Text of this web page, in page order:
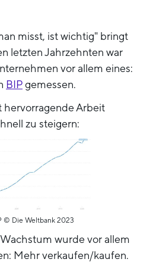
misst, ist wichtig" bringt
letzten Jahrzehnten war
vor allem eines:
BIPgemessen.
hervorragende Arbeit
zu steigern:
© Die Weltbank 2023
wurde vor allem
Mehr verkaufen/kaufen.